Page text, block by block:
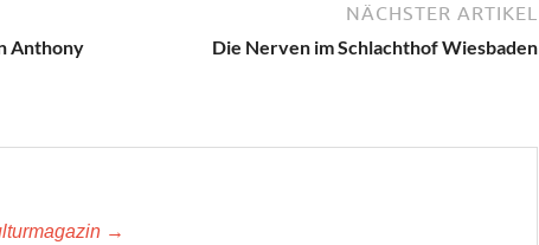
Anthony
NÄCHSTER ARTIKEL
Die Nerven im Schlachthof Wiesbaden
→